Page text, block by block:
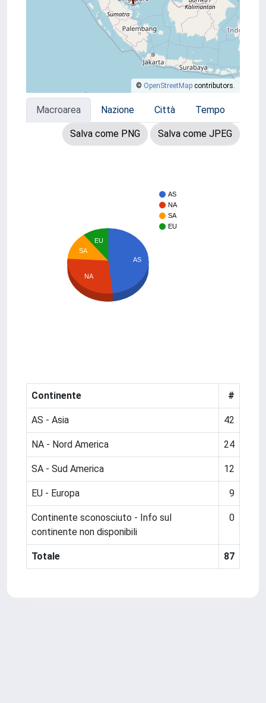
© OpenStreetMap contributors.
Macroarea Nazione Città Tempo
Salva come PNG Salva come JPEG
AS
NA
SA
EU
AS
EU
SA
NA
Continente #
AS - Asia 42
NA - Nord America 24
SA - Sud America 12
EU - Europa 9
Continente sconosciuto - Info sul
continente non disponibili
0
Totale 87